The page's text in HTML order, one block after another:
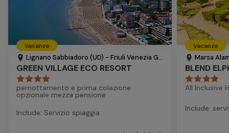
Vacanze
Lignano Sabbiadoro (UD) - Friuli Venezia Giulia - Italia
GREEN VILLAGE ECO RESORT
pernottamento e prima colazione
opzionale mezza pensione
Include: Servizio spiaggia
Vacanze
Marsa
BLEND
All Inclusive
Include: